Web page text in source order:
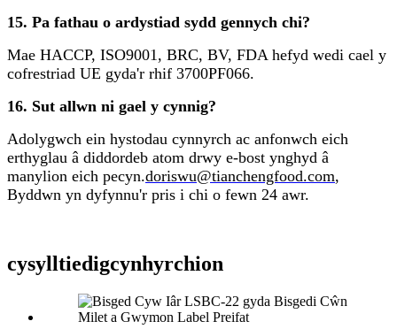
15. Pa fathau o ardystiad sydd gennych chi?
Mae HACCP, ISO9001, BRC, BV, FDA hefyd wedi cael y
cofrestriad UE gyda'r rhif 3700PF066.
16. Sut allwn ni gael y cynnig?
Adolygwch ein hystodau cynnyrch ac anfonwch eich
erthyglau â diddordeb atom drwy e-bost ynghyd â
manylion eich pecyn.doriswu@tianchengfood.com,
Byddwn yn dyfynnu'r pris i chi o fewn 24 awr.
cysylltiedigcynhyrchion